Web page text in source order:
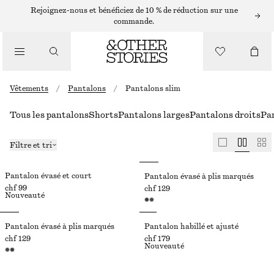
Rejoignez-nous et bénéficiez de 10 % de réduction sur une
commande.
Vêtements / Pantalons / Pantalons slim
Tous les pantalonsShortsPantalons largesPantalons droits
Filtre et tri
Pantalon évasé et court
chf 99
Nouveauté
Pantalon évasé à plis marqués
chf 129
Pantalon évasé à plis marqués
chf 129
Pantalon habillé et ajusté
chf 179
Nouveauté